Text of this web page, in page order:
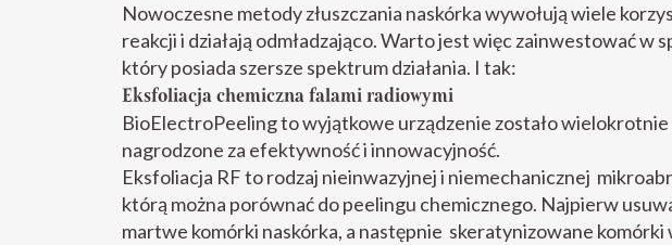
Nowoczesne metody złuszczania naskórka wywołują wiele
reakcji i działają odmładzająco. Warto jest więc zainwestować w
który posiada szersze spektrum działania. I tak:
Eksfoliacja chemiczna falami radiowymi
BioElectroPeeling to wyjątkowe urządzenie zostało wielokrotnie
nagrodzone za efektywność i innowacyjność.
Eksfoliacja RF to rodzaj nieinwazyjnej i niemechanicznej
którą można porównać do peelingu chemicznego. Najpierw
martwe komórki naskórka, a następnie skeratynizowane komórki